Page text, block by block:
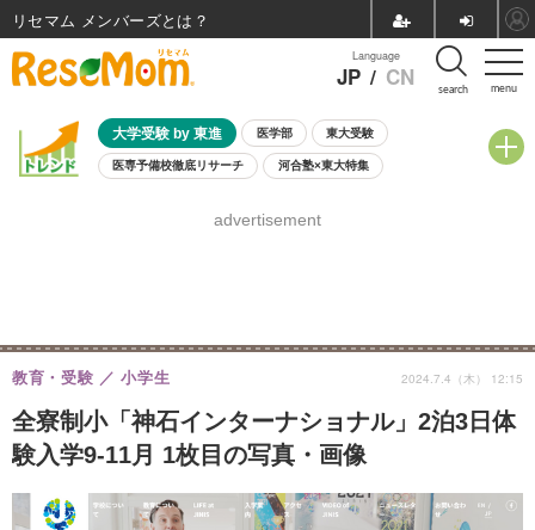
menu
Language
JP / CN search
大学受験 by 東進 医学部 東大受験
医専予備校徹底リサーチ 河合塾×東大特集
8月開催学校説明会・相談会
advertisement
全寮制小「神石インターナショナル」2泊3日体
験入学9-11月 1枚目の写真・画像
教育・受験 小学生 2024.7.4（木） 12:15
リセマム メンバーズ